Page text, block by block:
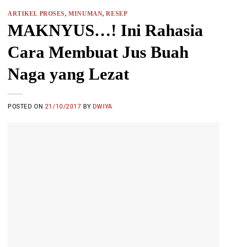
ARTIKEL PROSES,MINUMAN,RESEP
MAKNYUS…! Ini Rahasia
Cara Membuat Jus Buah
Naga yang Lezat
POSTED ON 21/10/2017 BY DWIYA